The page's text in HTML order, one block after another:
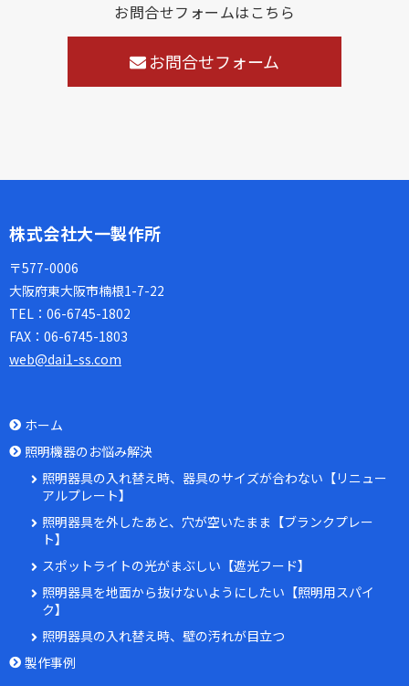
お問合せフォームはこちら
お問合せフォーム
株式会社大一製作所
〒577-0006
大阪府東大阪市楠根1-7-22
TEL： 06-6745-1802
FAX： 06-6745-1803
web@dai1-ss.com
ホーム
照明機器のお悩み解決
照明器具の入れ替え時、器具のサイズが合わない【リニュー
アルプレート】
照明器具を外したあと、穴が空いたまま【ブランクプレー
ト】
スポットライトの光がまぶしい【遮光フード】
照明器具を地面から抜けないようにしたい【照明用スパイ
ク】
照明器具の入れ替え時、壁の汚れが目立つ
製作事例